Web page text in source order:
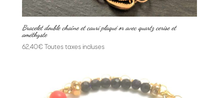
Bracelet double chaîne et cauri plaqué or avec quartz cerise et
améthyste
62,40€ Toutes taxes incluses